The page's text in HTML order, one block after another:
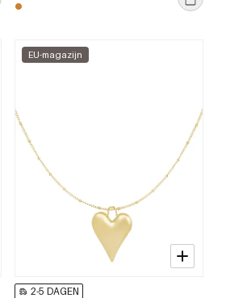
EU-magazijn
2-5 DAGEN